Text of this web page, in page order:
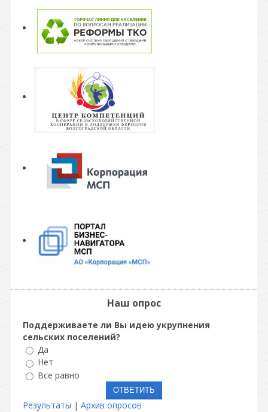
Наш опрос
Поддерживаете ли Вы идею укрупнения
сельских поселений?
Да
Нет
Все равно
Результаты | Архив опросов